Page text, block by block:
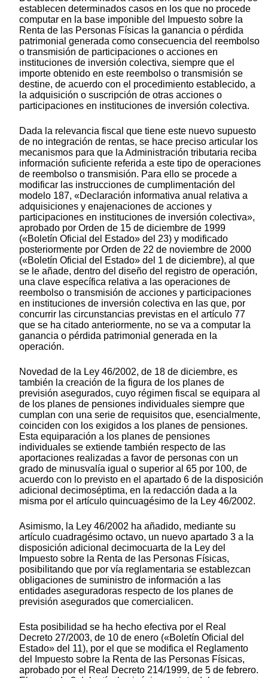
establecen determinados casos en los que no procede
computar en la base imponible del Impuesto sobre la
Renta de las Personas Físicas la ganancia o pérdida
patrimonial generada como consecuencia del reembolso
o transmisión de participaciones o acciones en
instituciones de inversión colectiva, siempre que el
importe obtenido en este reembolso o transmisión se
destine, de acuerdo con el procedimiento establecido, a
la adquisición o suscripción de otras acciones o
participaciones en instituciones de inversión colectiva.
Dada la relevancia fiscal que tiene este nuevo supuesto
de no integración de rentas, se hace preciso articular los
mecanismos para que la Administración tributaria reciba
información suficiente referida a este tipo de operaciones
de reembolso o transmisión. Para ello se procede a
modificar las instrucciones de cumplimentación del
modelo 187, «Declaración informativa anual relativa a
adquisiciones y enajenaciones de acciones y
participaciones en instituciones de inversión colectiva»,
aprobado por Orden de 15 de diciembre de 1999
(«Boletín Oficial del Estado» del 23) y modificado
posteriormente por Orden de 22 de noviembre de 2000
(«Boletín Oficial del Estado» del 1 de diciembre), al que
se le añade, dentro del diseño del registro de operación,
una clave específica relativa a las operaciones de
reembolso o transmisión de acciones y participaciones
en instituciones de inversión colectiva en las que, por
concurrir las circunstancias previstas en el artículo 77
que se ha citado anteriormente, no se va a computar la
ganancia o pérdida patrimonial generada en la
operación.
Novedad de la Ley 46/2002, de 18 de diciembre, es
también la creación de la figura de los planes de
previsión asegurados, cuyo régimen fiscal se equipara al
de los planes de pensiones individuales siempre que
cumplan con una serie de requisitos que, esencialmente,
coinciden con los exigidos a los planes de pensiones.
Esta equiparación a los planes de pensiones
individuales se extiende también respecto de las
aportaciones realizadas a favor de personas con un
grado de minusvalía igual o superior al 65 por 100, de
acuerdo con lo previsto en el apartado 6 de la disposición
adicional decimoséptima, en la redacción dada a la
misma por el artículo quincuagésimo de la Ley 46/2002.
Asimismo, la Ley 46/2002 ha añadido, mediante su
artículo cuadragésimo octavo, un nuevo apartado 3 a la
disposición adicional decimocuarta de la Ley del
Impuesto sobre la Renta de las Personas Físicas,
posibilitando que por vía reglamentaria se establezcan
obligaciones de suministro de información a las
entidades aseguradoras respecto de los planes de
previsión asegurados que comercialicen.
Esta posibilidad se ha hecho efectiva por el Real
Decreto 27/2003, de 10 de enero («Boletín Oficial del
Estado» del 11), por el que se modifica el Reglamento
del Impuesto sobre la Renta de las Personas Físicas,
aprobado por el Real Decreto 214/1999, de 5 de febrero.